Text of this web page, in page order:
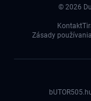
© 2026
Kontakt
Zásady
bUTOR5